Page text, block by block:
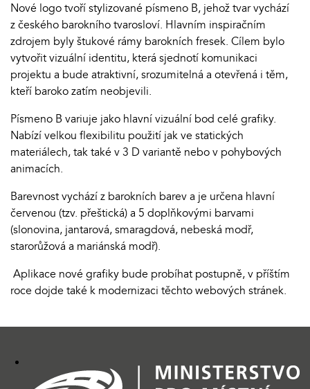
Nové logo tvoří stylizované písmeno B, jehož tvar vychází
z českého barokního tvarosloví. Hlavním inspiračním
zdrojem byly štukové rámy barokních fresek. Cílem bylo
vytvořit vizuální identitu, která sjednotí komunikaci
projektu a bude atraktivní, srozumitelná a otevřená i těm,
kteří baroko zatím neobjevili.
Písmeno B variuje jako hlavní vizuální bod celé grafiky.
Nabízí velkou flexibilitu použití jak ve statických
materiálech, tak také v 3 D variantě nebo v pohybových
animacích.
Barevnost vychází z barokních barev a je určena hlavní
červenou (tzv. přeštická) a 5 doplňkovými barvami
(slonovina, jantarová, smaragdová, nebeská modř,
starorůžová a mariánská modř).
Aplikace nové grafiky bude probíhat postupně, v příštím
roce dojde také k modernizaci těchto webových stránek.